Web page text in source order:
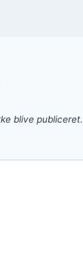
blive publiceret.